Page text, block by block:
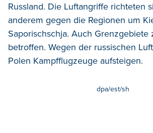
Russland. Die Luftangriffe richteten
anderem gegen die Regionen um
Saporischschja. Auch Grenzgebiete
betroffen. Wegen der russischen
Polen Kampfflugzeuge aufsteigen.
dpa/est/sh